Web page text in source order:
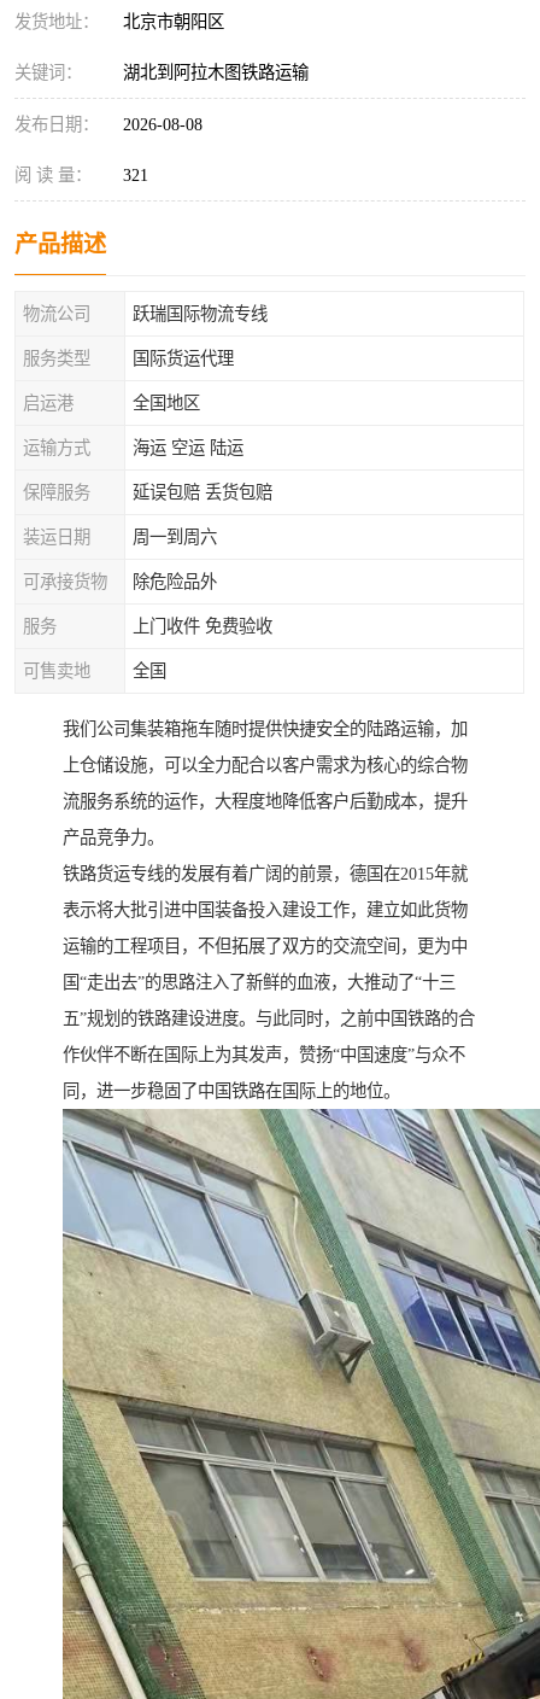
发货地址： 北京市朝阳区
关键词： 湖北到阿拉木图铁路运输
发布日期： 2026-08-08
阅 读 量： 321
产品描述
物流公司 跃瑞国际物流专线
服务类型 国际货运代理
启运港 全国地区
运输方式 海运 空运 陆运
保障服务 延误包赔 丢货包赔
装运日期 周一到周六
可承接货物 除危险品外
服务 上门收件 免费验收
可售卖地 全国
我们公司集装箱拖车随时提供快捷安全的陆路运输，加
上仓储设施，可以全力配合以客户需求为核心的综合物
流服务系统的运作，大程度地降低客户后勤成本，提升
产品竞争力。
铁路货运专线的发展有着广阔的前景，德国在2015年就
表示将大批引进中国装备投入建设工作，建立如此货物
运输的工程项目，不但拓展了双方的交流空间，更为中
国“走出去”的思路注入了新鲜的血液，大推动了“十三
五”规划的铁路建设进度。与此同时，之前中国铁路的合
作伙伴不断在国际上为其发声，赞扬“中国速度”与众不
同，进一步稳固了中国铁路在国际上的地位。